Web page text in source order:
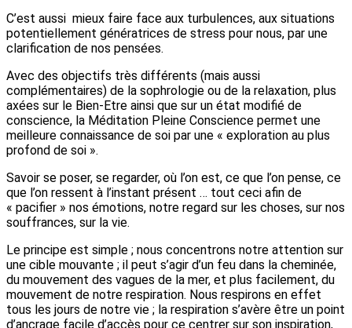
C’est aussi mieux faire face aux turbulences, aux situations
potentiellement génératrices de stress pour nous, par une
clarification de nos pensées.
Avec des objectifs très différents (mais aussi
complémentaires) de la sophrologie ou de la relaxation, plus
axées sur le Bien-Etre ainsi que sur un état modifié de
conscience, la Méditation Pleine Conscience permet une
meilleure connaissance de soi par une « exploration au plus
profond de soi ».
Savoir se poser, se regarder, où l’on est, ce que l’on pense, ce
que l’on ressent à l’instant présent … tout ceci afin de
« pacifier » nos émotions, notre regard sur les choses, sur nos
souffrances, sur la vie.
Le principe est simple ; nous concentrons notre attention sur
une cible mouvante ; il peut s’agir d’un feu dans la cheminée,
du mouvement des vagues de la mer, et plus facilement, du
mouvement de notre respiration. Nous respirons en effet
tous les jours de notre vie ; la respiration s’avère être un point
d’ancrage facile d’accès pour ce centrer sur son inspiration,